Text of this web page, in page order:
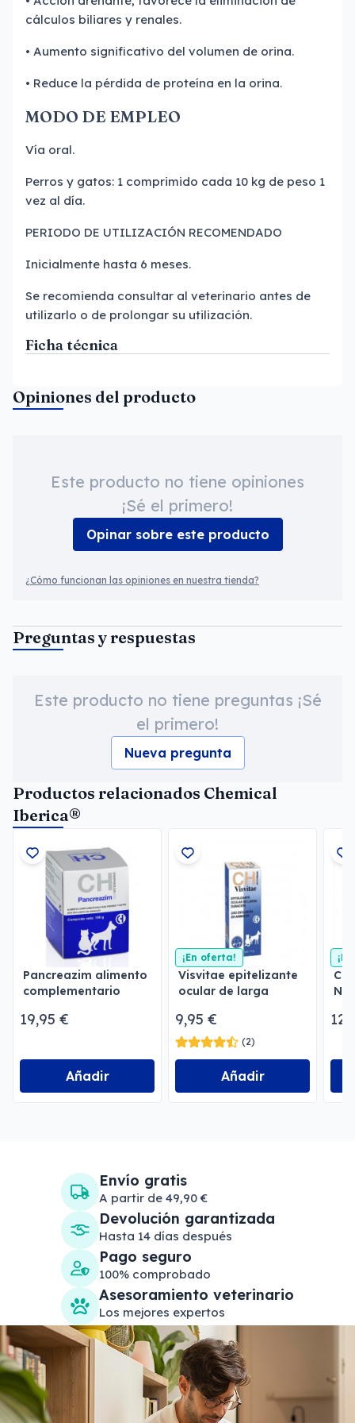
cálculos biliares y renales.
• Aumento significativo del volumen de orina.
• Reduce la pérdida de proteína en la orina.
MODO DE EMPLEO
Vía oral.
Perros y gatos: 1 comprimido cada 10 kg de peso 1
vez al día.
PERIODO DE UTILIZACIÓN RECOMENDADO
Inicialmente hasta 6 meses.
Se recomienda consultar al veterinario antes de
utilizarlo o de prolongar su utilización.
Ficha técnica
Opiniones del producto
Este producto no tiene opiniones
¡Sé el primero!
Opinar sobre este producto
¿Cómo funcionan las opiniones en nuestra tienda?
Preguntas y respuestas
Este producto no tiene preguntas ¡Sé
el primero!
Nueva pregunta
Productos relacionados Chemical
Iberica®
Pancreazim alimento
complementario
19,95 €
Añadir
¡En oferta!
Visvitae epitelizante
ocular de larga
9,95 €
(2)
Añadir
Envío gratis
A partir de 49,90 €
Devolución garantizada
Hasta 14 días después
Pago seguro
100% comprobado
Asesoramiento veterinario
Los mejores expertos